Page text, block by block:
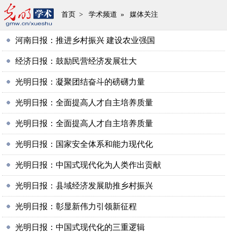
首页 > 学术频道 » 媒体关注
河南日报：推进乡村振兴 建设农业强国
经济日报：鼓励民营经济发展壮大
光明日报：凝聚团结奋斗的磅礴力量
光明日报：全面提高人才自主培养质量
光明日报：全面提高人才自主培养质量
光明日报：国家安全体系和能力现代化
光明日报：中国式现代化为人类作出贡献
光明日报：县域经济发展助推乡村振兴
光明日报：彰显新伟力引领新征程
光明日报：中国式现代化的三重逻辑